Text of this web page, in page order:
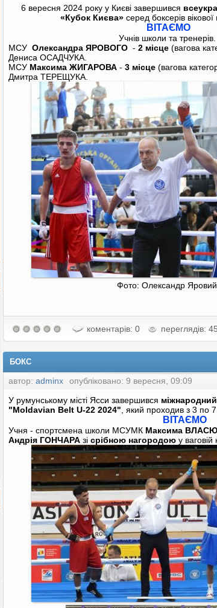
6 вересня 2024 року у Києві завершився
«Кубок Києва» серед боксерів вікової
ВІТАЄМО
Учнів школи та тренерів.
МСУ Олександра ЯРОВОГО - 2 місце (вагова
Дениса ОСАДЧУКА.
МСУ Максима ЖИГАРОВА - 3 місце (вагова
Дмитра ТЕРЕЩУКА.
Фото: Олександр Яровий.
коментарів: 0 переглядів:
БОКС
автор: adminx
опубліковано: 9 вересня, 09:09
У румунському місті Ясси завершився
"Moldavian Belt U-22 2024" , який проходив з 3 по
ВІТАЄМО
Учня - спортсмена школи МСУМК Максима
Андрія ГОНЧАРА зі срібною нагородою у ваговій